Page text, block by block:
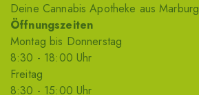
Deine Cannabis Apotheke aus Marburg
Öffnungszeiten
Montag bis Donnerstag
8:30 - 18:00 Uhr
Freitag
8:30 - 15:00 Uhr